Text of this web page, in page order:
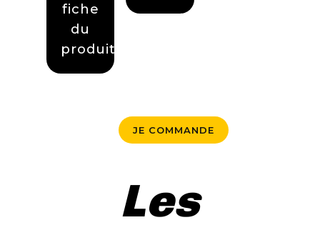
fiche
du
produit.
JE COMMANDE
Les